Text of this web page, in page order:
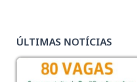
ÚLTIMAS NOTÍCIAS